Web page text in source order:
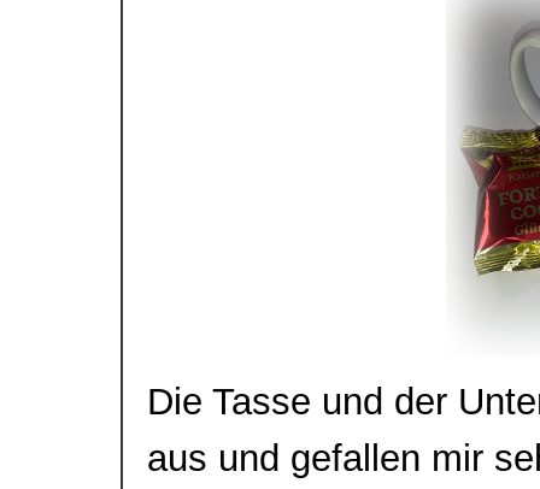
Die Tasse und der
aus und gefallen mir